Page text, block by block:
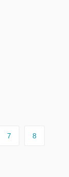
7 8